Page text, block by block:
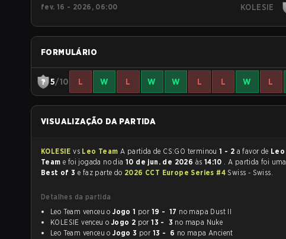
fev. 16 - 2026, 06:00 KOLESIE
FORMULÁRIO
5/10 L W L W W L L W L
VISUALIZAÇÃO DA PARTIDA
KOLESIEvs Leo Team A partida de CS:GO terminou1 - 2 a favor de Leo
Team
e foi jogada no dia 10 de jun. de 2026 às 14:10 . A partida foi uma
Best of 3 e faz parte do 2026 CCT Europe Series #4 Swiss - Swiss.
Detalhes da partida
Leo Team venceu oJogo 1 por 19 - 17 no mapa Dust II
KOLESIE venceu o Jogo 2 por 13 - 3 no mapa Nuke
Leo Team venceu oJogo 3 por 13 - 6 no mapa Ancient